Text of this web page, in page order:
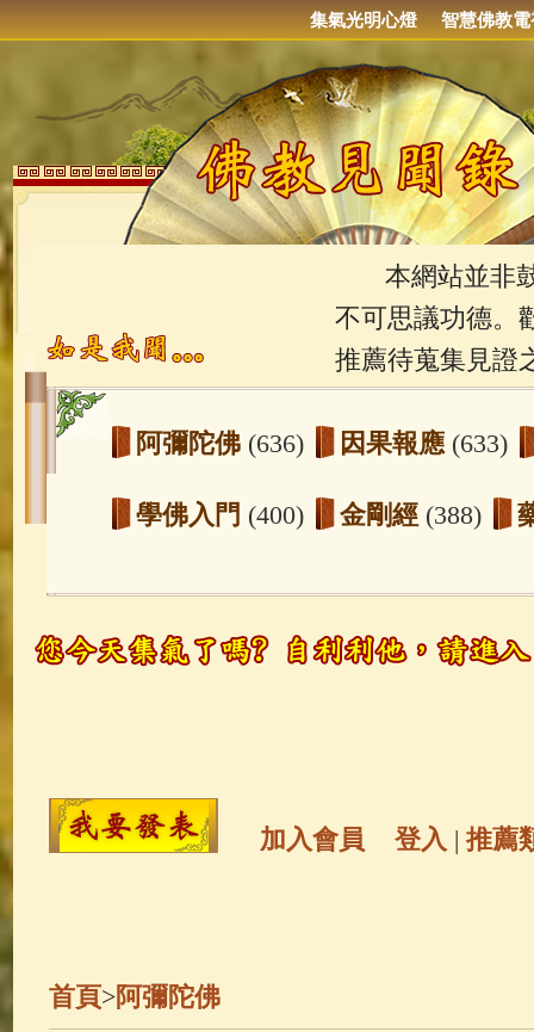
集氣光明心燈 智慧佛教電
本網站並非鼓
不可思議功德。
推薦待蒐集見證
阿彌陀佛 (636) 因果報應 (633)
學佛入門 (400) 金剛經 (388)
玉曆寶鈔(236) 地藏經(225)
觀世音菩薩 (147) 聖救度佛母(
金山活佛
善財童子五十三參
加入會員 登入 | 推薦
首頁>阿彌陀佛